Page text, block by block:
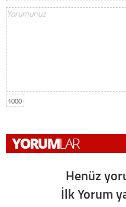
1000
Henüz
İlk Yorum